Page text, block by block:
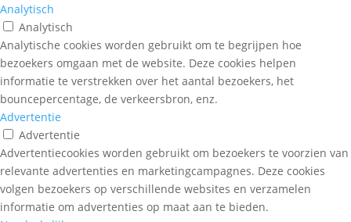
Analytisch
Analytisch
Analytische cookies worden gebruikt om te begrijpen hoe
bezoekers omgaan met de website. Deze cookies helpen
informatie te verstrekken over het aantal bezoekers, het
bouncepercentage, de verkeersbron, enz.
Advertentie
Advertentie
Advertentiecookies worden gebruikt om bezoekers te voorzien van
relevante advertenties en marketingcampagnes. Deze cookies
volgen bezoekers op verschillende websites en verzamelen
informatie om advertenties op maat aan te bieden.